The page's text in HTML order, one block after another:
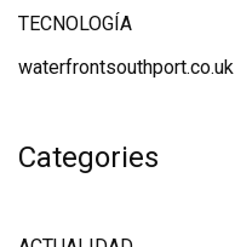
TECNOLOGÍA
waterfrontsouthport.co.uk
Categories